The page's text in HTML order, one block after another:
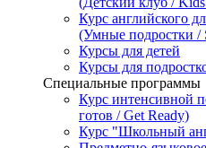
Курс английского
(Умные подростки /
Курсы для детей
Курсы для
Специальные программы
Курс интенсивной
готов / Get Ready)
Курс "Школьный